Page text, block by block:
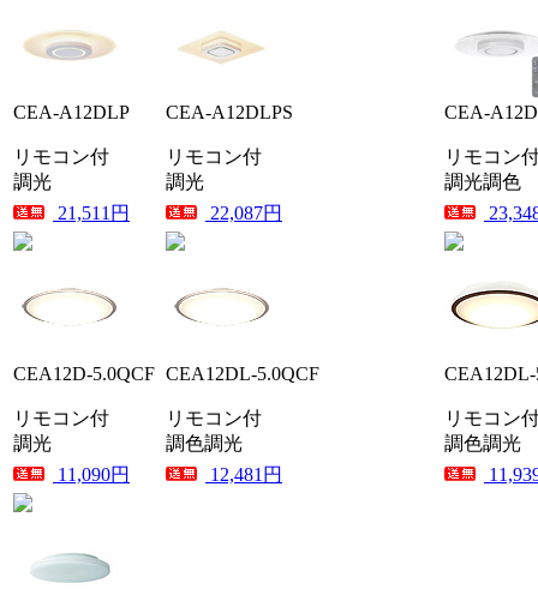
CEA-A12DLP
リモコン付
調光
21,511円
CEA-A12DLPS
リモコン付
調光
22,087円
CEA-
リモコン
調光調色
CEA12D-5.0QCF
リモコン付
調光
11,090円
CEA12DL-5.0QCF
リモコン付
調色調光
12,481円
リモコン
調色調光